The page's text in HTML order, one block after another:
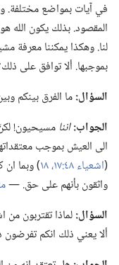
في آيات بمواضع مختلفة.‏
المقصود.‏ بذلك يكون الله
لنا.‏ وهكذا يمكننا معرفة
بموجبها.‏ ألا توافق على
السؤال:‏ما الفرق بينكم
الجواب:‏اننا مسيحيون!‏
الى العيش بموجب
(‏اشعياء ٤٨:‏١٧،‏ ١٨
‏)‏ وبما
واثقون بأنهم على حق.‏ —‏
السؤال:‏لماذا تقتربون
ألا يعني ذلك انكم